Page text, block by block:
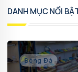
DANH MỤC NỔI
Bóng Đá